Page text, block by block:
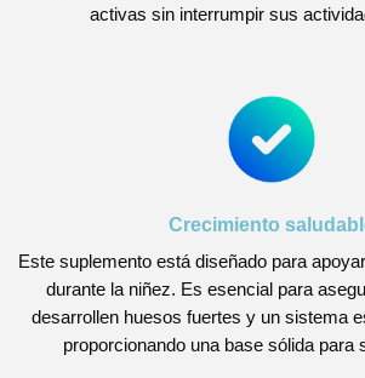
activas sin interrumpir sus
Crecimiento
Este suplemento está diseñado para
durante la niñez. Es esencial para
desarrollen huesos fuertes y un sistema
proporcionando una base sólida para